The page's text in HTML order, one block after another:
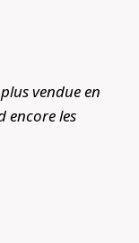
vendue en
encore les